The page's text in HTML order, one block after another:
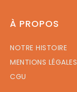
À PROPOS
NOTRE HISTOIRE
MENTIONS LÉGALES
CGU